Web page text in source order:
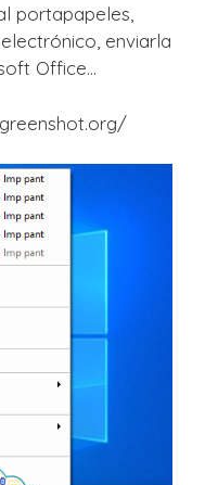
portapapeles,
enviarla
Office...